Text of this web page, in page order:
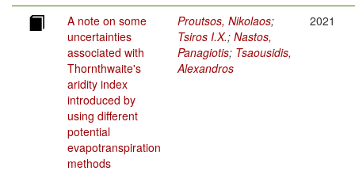
A note on some
uncertainties
associated with
Thornthwaite's
aridity index
introduced by
using different
potential
evapotranspiration
methods
Proutsos, Nikolaos;
Tsiros I.X.; Nastos,
Panagiotis; Tsaousidis,
Alexandros
2021